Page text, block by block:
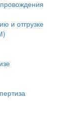
и отгрузке